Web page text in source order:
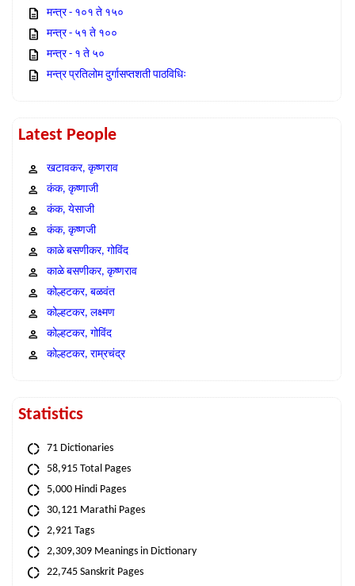
मन्त्र - १०१ ते १५०
मन्त्र - ५१ ते १००
मन्त्र - १ ते ५०
मन्त्र प्रतिलोम दुर्गासप्तशती पाठविधिः
Latest People
खटावकर, कृष्णराव
कंक, कृष्णाजी
कंक, येसाजी
कंक, कृष्णजी
काळे बसणीकर, गोविंद
काळे बसणीकर, कृष्णराव
कोल्हटकर, बळवंत
कोल्हटकर, लक्ष्मण
कोल्हटकर, गोविंद
कोल्हटकर, राम्रचंद्र
Statistics
71 Dictionaries
58,915 Total Pages
5,000 Hindi Pages
30,121 Marathi Pages
2,921 Tags
2,309,309 Meanings in Dictionary
22,745 Sanskrit Pages